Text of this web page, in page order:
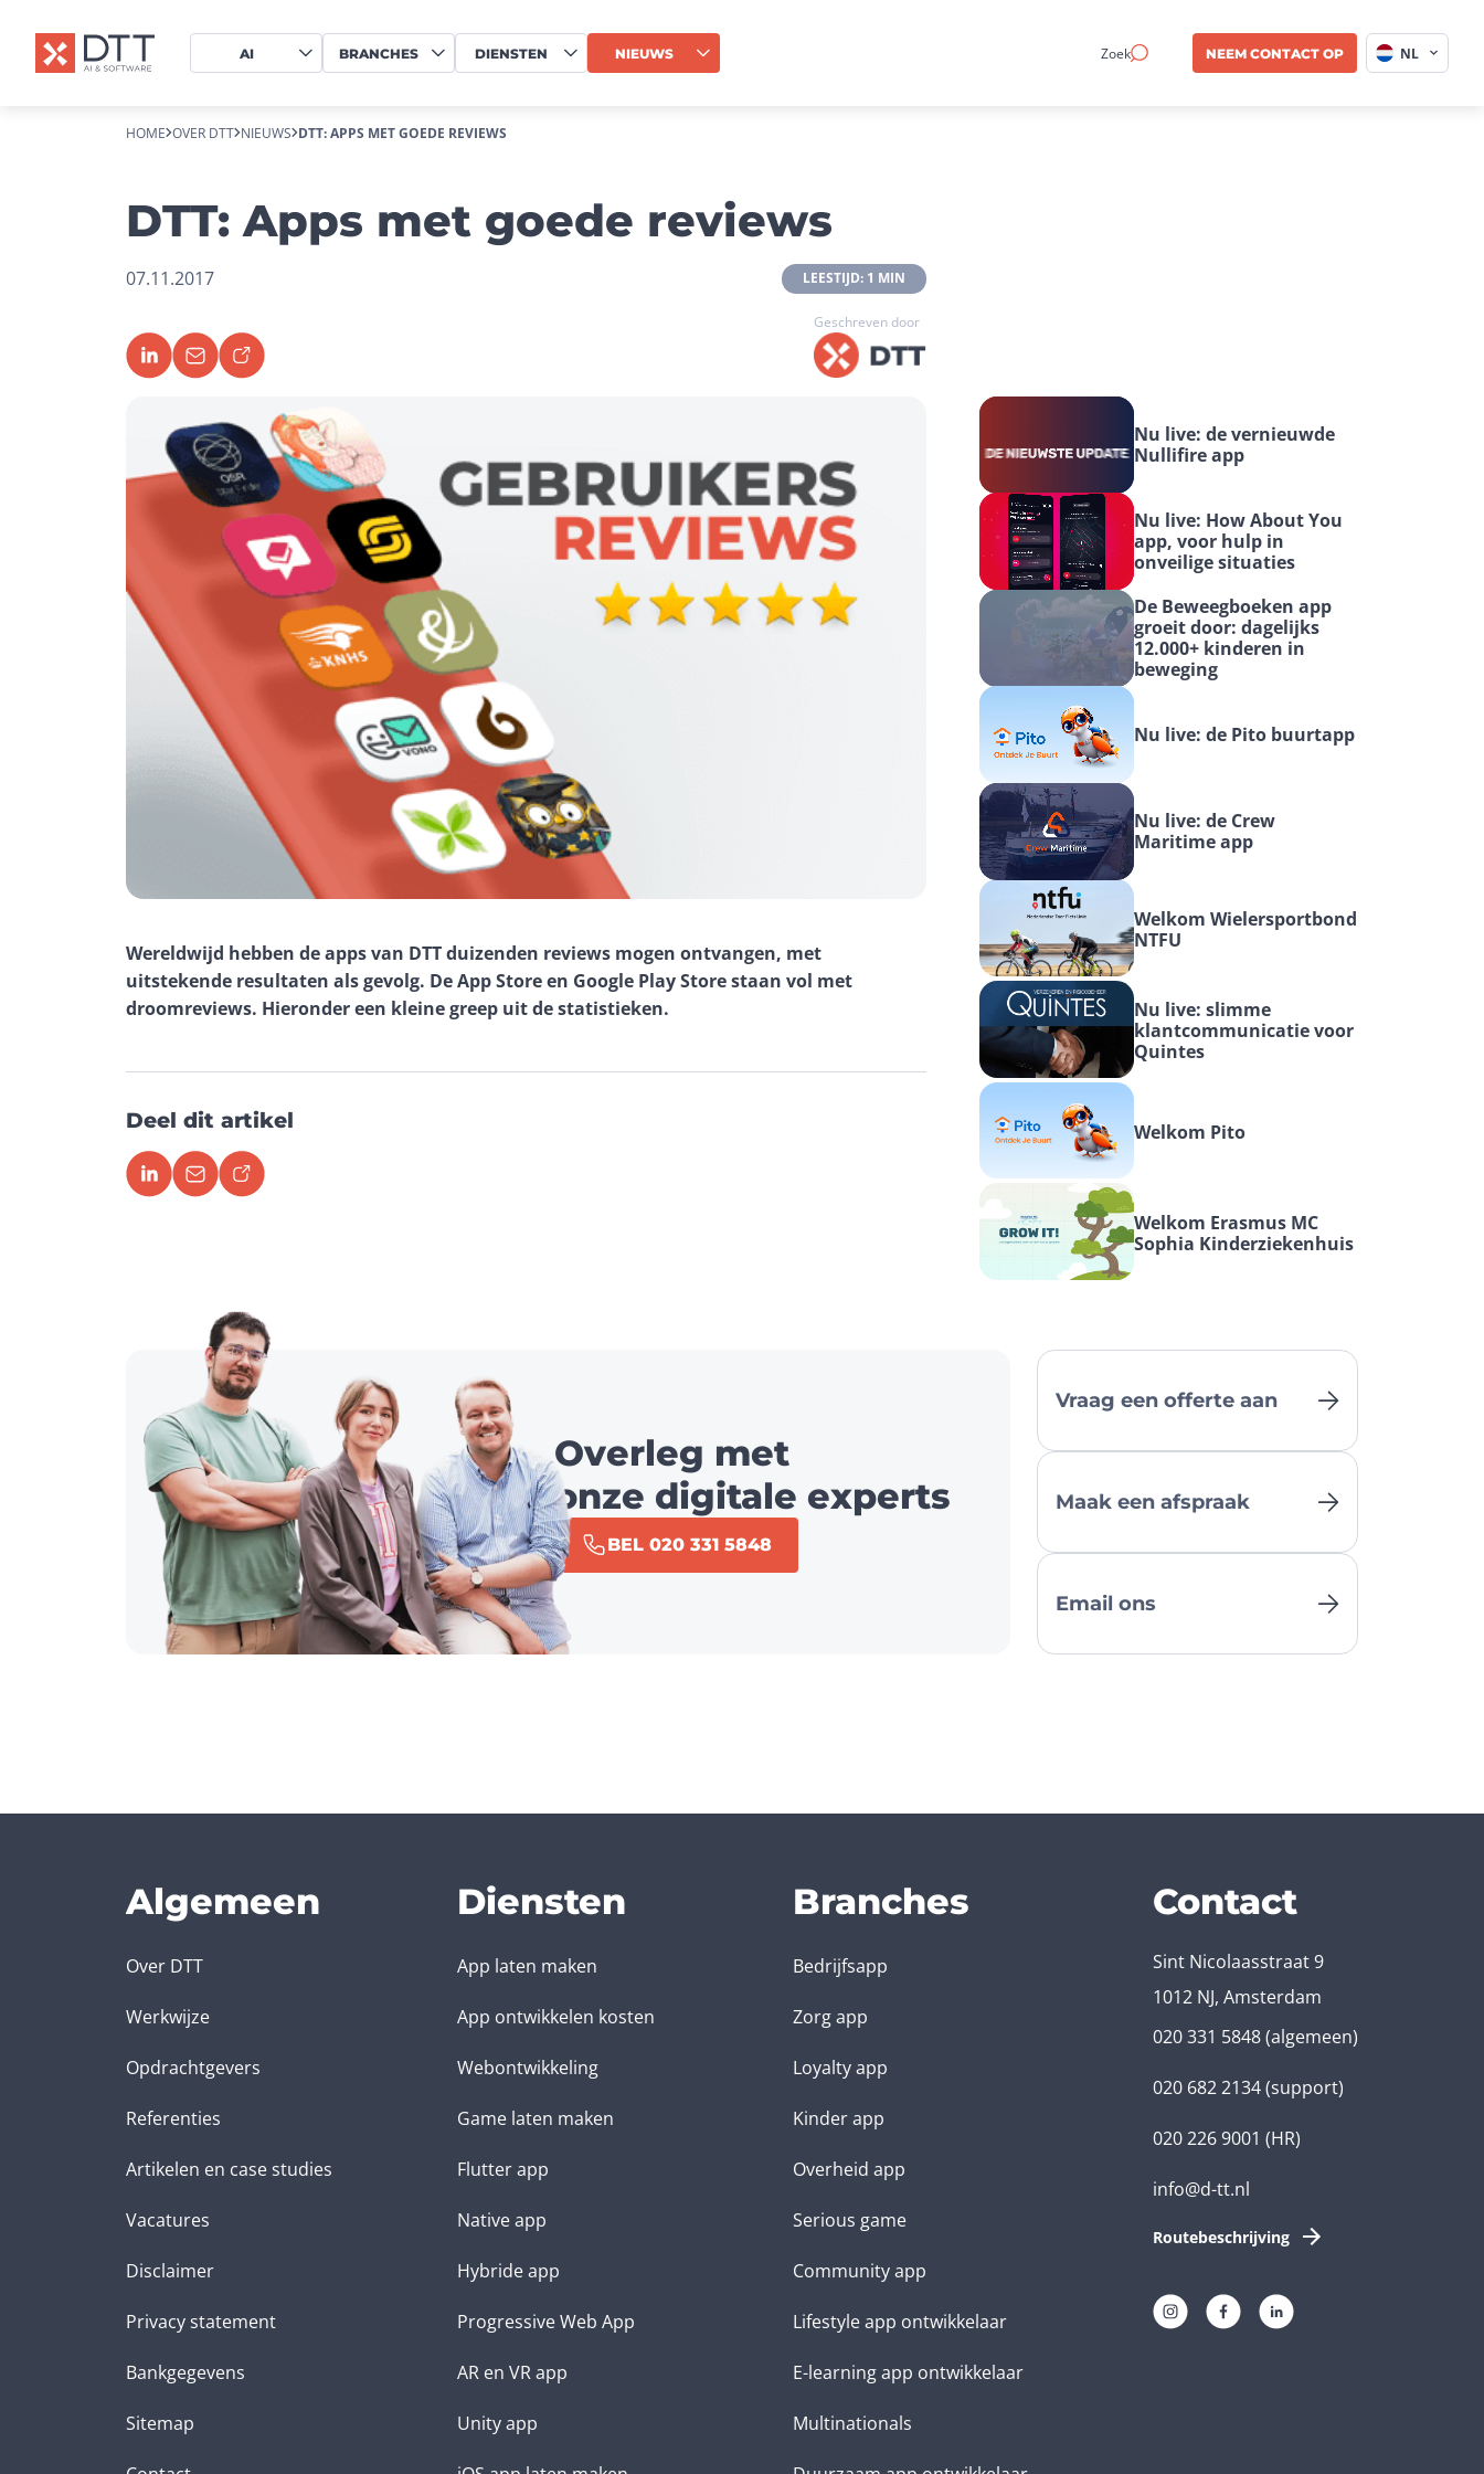
AI BRANCHES DIENSTEN NIEUWS Zoek NEEM CONTACT OP NL
HOME OVER DTT NIEUWS DTT: APPS MET GOEDE REVIEWS
DTT: Apps met goede reviews
07.11.2017 LEESTIJD: 1 MIN
Geschreven door
Wereldwijd hebben de apps van DTT duizenden reviews mogen ontvangen, met
uitstekende resultaten als gevolg. De App Store en Google Play Store staan vol met
droomreviews. Hieronder een kleine greep uit de statistieken.
Deel dit artikel
Nu live: de vernieuwde
Nullifire app
Nu live: How About You
app, voor hulp in
onveilige situaties
De Beweegboeken app
groeit door: dagelijks
12.000+ kinderen in
beweging
Nu live: de Pito buurtapp
Nu live: de Crew
Maritime app
Welkom Wielersportbond
NTFU
Nu live: slimme
klantcommunicatie voor
Quintes
Welkom Pito
Welkom Erasmus MC
Sophia Kinderziekenhuis
Overleg met
onze digitale experts
BEL 020 331 5848
Vraag een offerte aan
Maak een afspraak
Email ons
Algemeen
Over DTT
Werkwijze
Opdrachtgevers
Referenties
Artikelen en case studies
Vacatures
Disclaimer
Privacy statement
Bankgegevens
Sitemap
Diensten
App laten maken
App ontwikkelen kosten
Webontwikkeling
Game laten maken
Flutter app
Native app
Hybride app
Progressive Web App
AR en VR app
Unity app
Branches
Bedrijfsapp
Zorg app
Loyalty app
Kinder app
Overheid app
Serious game
Community app
Lifestyle app ontwikkelaar
E-learning app ontwikkelaar
Multinationals
Contact
Sint Nicolaasstraat 9
1012 NJ, Amsterdam
020 331 5848(algemeen)
020 682 2134(support)
020 226 9001 (HR)
info@d-tt.nl
Routebeschrijving